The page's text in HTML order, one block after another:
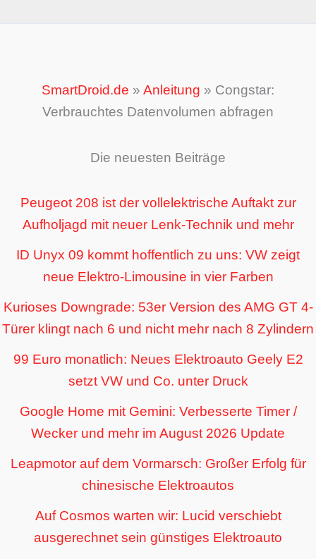
SmartDroid.de » Anleitung » Congstar:
Verbrauchtes Datenvolumen abfragen
Die neuesten Beiträge
Peugeot 208 ist der vollelektrische Auftakt zur
Aufholjagd mit neuer Lenk-Technik und mehr
ID Unyx 09 kommt hoffentlich zu uns: VW zeigt
neue Elektro-Limousine in vier Farben
Kurioses Downgrade: 53er Version des AMG GT 4-
Türer klingt nach 6 und nicht mehr nach 8 Zylindern
99 Euro monatlich: Neues Elektroauto Geely E2
setzt VW und Co. unter Druck
Google Home mit Gemini: Verbesserte Timer /
Wecker und mehr im August 2026 Update
Leapmotor auf dem Vormarsch: Großer Erfolg für
chinesische Elektroautos
Auf Cosmos warten wir: Lucid verschiebt
ausgerechnet sein günstiges Elektroauto